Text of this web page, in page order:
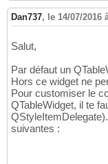
Dan737, le 14/07/2016
Salut,
Par défaut un
Hors ce widget ne
Pour customiser le
QTableWidget, il te
suivantes :